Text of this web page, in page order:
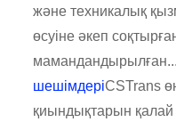
және техникалық
өсуіне әкеп
мамандандырылған...
шешімдеріCSTrans
қиындықтарын